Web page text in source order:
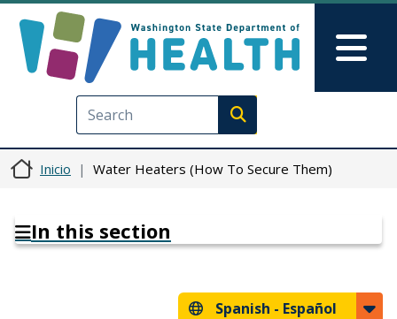
Execute search
Inicio Water Heaters (How To Secure Them)
In this section
Spanish - Español